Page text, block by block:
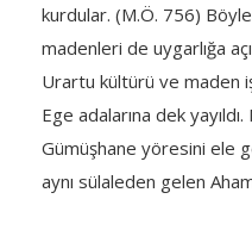
kurdular. (M.Ö. 756)
madenleri de uygarlığa
Urartu kültürü ve maden
Ege adalarına dek
Gümüşhane yöresini ele
aynı sülaleden gelen